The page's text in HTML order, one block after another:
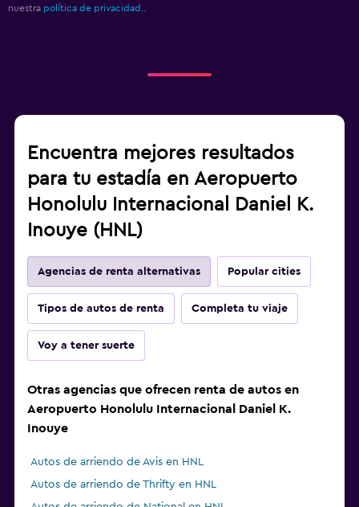
nuestra política de privacidad..
Encuentra mejores resultados
para tu estadía en Aeropuerto
Honolulu Internacional Daniel K.
Inouye (HNL)
Agencias de renta alternativas Popular cities
Tipos de autos de renta Completa tu viaje
Voy a tener suerte
Otras agencias que ofrecen renta de autos en
Aeropuerto Honolulu Internacional Daniel K.
Inouye
Autos de arriendo de Avis en HNL
Autos de arriendo de Thrifty en HNL